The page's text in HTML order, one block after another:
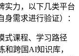
实力，以下几类平台
需求进行验证）：
式课程、学习路径
和跨国 AI知识库，